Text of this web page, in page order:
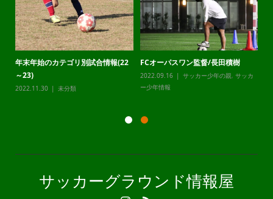
年末年始のカテゴリ別試合情報(22
～23)
2022.11.30 未分類
FCオーパスワン監督/長田積樹
2022.09.16 サッカー少年の親, サッカ
ー少年情報
サッカーグラウンド情報屋